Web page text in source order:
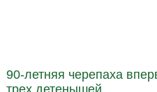
90-летняя черепаха
трех детенышей